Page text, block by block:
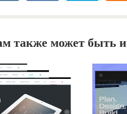
также может быть